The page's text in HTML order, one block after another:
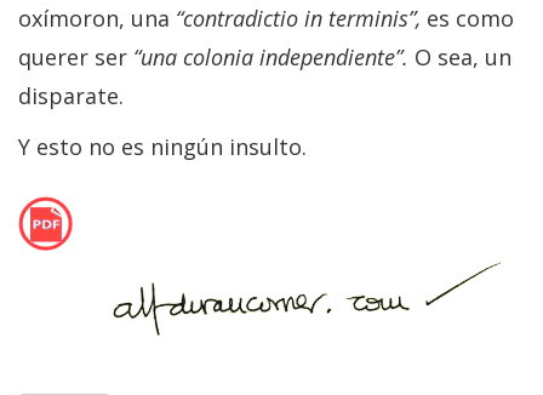
oxímoron, una “contradictio in terminis”, es como
querer ser “una colonia independiente”. O sea, un
disparate.
Y esto no es ningún insulto.